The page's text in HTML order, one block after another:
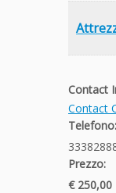
Contact
Contact
Telefono:
Prezzo:
€ 250,00